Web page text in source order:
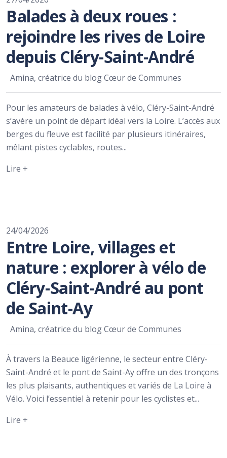
Balades à deux roues :
rejoindre les rives de Loire
depuis Cléry-Saint-André
Amina, créatrice du blog Cœur de Communes
Pour les amateurs de balades à vélo, Cléry-Saint-André
s’avère un point de départ idéal vers la Loire. L’accès aux
berges du fleuve est facilité par plusieurs itinéraires,
mêlant pistes cyclables, routes...
Lire +
24/04/2026
Entre Loire, villages et
nature : explorer à vélo de
Cléry-Saint-André au pont
de Saint-Ay
Amina, créatrice du blog Cœur de Communes
À travers la Beauce ligérienne, le secteur entre Cléry-
Saint-André et le pont de Saint-Ay offre un des tronçons
les plus plaisants, authentiques et variés de La Loire à
Vélo. Voici l’essentiel à retenir pour les cyclistes et...
Lire +